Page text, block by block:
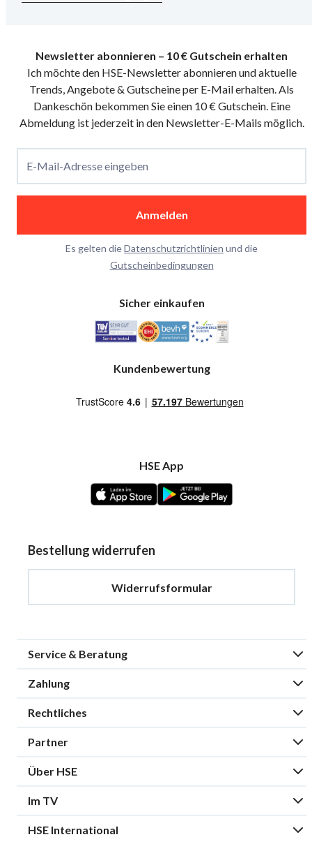
Newsletter abonnieren – 10 € Gutschein erhalten
Ich möchte den HSE-Newsletter abonnieren und aktuelle
Trends, Angebote & Gutscheine per E-Mail erhalten. Als
Dankeschön bekommen Sie einen 10 € Gutschein. Eine
Abmeldung ist jederzeit in den Newsletter-E-Mails möglich.
E-Mail-Adresse eingeben
Anmelden
Es gelten dieDatenschutzrichtlinien und die
Gutscheinbedingungen
Sicher einkaufen
Kundenbewertung
HSE App
Bestellung widerrufen
Widerrufsformular
Service & Beratung
Zahlung
Rechtliches
Partner
Über HSE
Im TV
HSE International